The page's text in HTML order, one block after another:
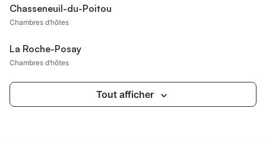
Chasseneuil-du-Poitou
Chambres d’hôtes
La Roche-Posay
Chambres d’hôtes
Tout afficher